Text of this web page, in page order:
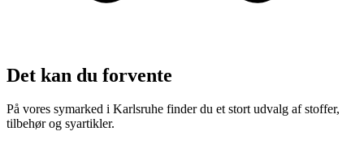
Det kan du forvente
På vores symarked i Karlsruhe finder du et stort udvalg af stoffer,
tilbehør og syartikler.